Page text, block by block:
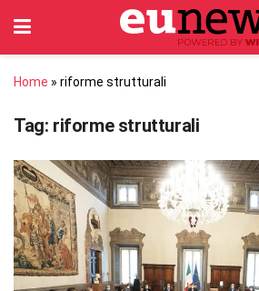
Home » riforme strutturali
Tag: riforme strutturali